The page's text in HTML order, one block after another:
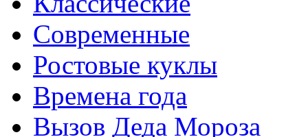
Современные
Ростовые куклы
Времена года
Вызов Деда Мороза